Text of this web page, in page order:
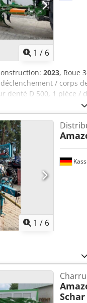
1 / 6
2023, Roue
/ corps
denté D 500, 1 pièce /
1 / 6
Schar